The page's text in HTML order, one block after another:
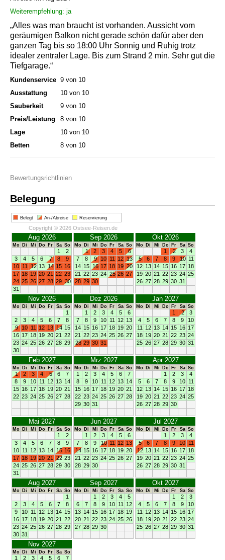
Weiterempfehlung: ja
„Alles was man braucht ist vorhanden. Aussicht vom
geräumigen Balkon nicht gerade schön dafür aber den
ganzen Tag bis so 18:00 Uhr Sonnig und Ruhig trotz
idealer zentraler Lage. Bis zum Strand 2 min. Sehr gut die
Tiefgarage.“
Kundenservice 9 von 10
Ausstattung
10 von 10
Sauberkeit
9 von 10
Preis/Leistung
8 von 10
Lage
10 von 10
Betten
8 von 10
Bewertungsrichtlinien
Belegung
Belegt An-/Abreise Reservierung
Copyright © 2026 Ostsee-Reisen.de
Aug 2026
Mo Di Mi Do Fr Sa So
1
2
3
4 5 6 7 8
9
10 11 12 13 14 15 16
17 18 19 20 21 22 23
24 25 26 27 28 29 30
31
Sep 2026
Mo Di Mi Do Fr Sa So
1 2 3 4 5
6
7
8 9 10 11 12 13
14 15 16 17 18 19 20
21 22 23 24 25 26 27
28 29 30
Okt 2026
Mo Di Mi Do Fr Sa So
1 2 3
4
5
6 7 8 9 10 11
12 13 14 15 16 17 18
19 20 21 22 23 24 25
26 27 28 29 30 31
Nov 2026
Mo Di Mi Do Fr Sa So
1
2
3 4 5 6 7
8
9
10 11 12 13 14 15
16 17 18 19 20 21 22
23 24 25 26 27 28 29
30
Dez 2026
Mo Di Mi Do Fr Sa So
1 2 3 4 5
6
7
8 9 10 11 12 13
14 15 16 17 18 19 20
21 22 23 24 25 26 27
28 29 30 31
Jan 2027
Mo Di Mi Do Fr Sa So
1 2
3
4
5 6 7 8 9
10
11
12 13 14 15 16 17
18 19 20 21 22 23 24
25 26 27 28 29 30 31
Feb 2027
Mo Di Mi Do Fr Sa So
1 2 3 4 5 6
7
8
9 10 11 12 13 14
15 16 17 18 19 20 21
22 23 24 25 26 27 28
Mrz 2027
Mo Di Mi Do Fr Sa So
1 2 3 4 5 6
7
8
9 10 11 12 13 14
15 16 17 18 19 20 21
22 23 24 25 26 27 28
29 30 31
Apr 2027
Mo Di Mi Do Fr Sa So
1 2 3
4
5
6 7 8 9 10 11
12 13 14 15 16 17 18
19 20 21 22 23 24 25
26 27 28 29 30
Mai 2027
Mo Di Mi Do Fr Sa So
1
2
3
4 5 6 7 8
9
10 11 12 13 14 15 16
17 18 19 20 21 22 23
24 25 26 27 28 29 30
31
Jun 2027
Mo Di Mi Do Fr Sa So
1 2 3 4 5
6
7
8 9 10 11 12 13
14 15 16 17 18 19 20
21 22 23 24 25 26 27
28 29 30
Jul 2027
Mo Di Mi Do Fr Sa So
1 2 3
4
5
6 7 8 9 10 11
12 13 14 15 16 17 18
19 20 21 22 23 24 25
26 27 28 29 30 31
Aug 2027
Mo Di Mi Do Fr Sa So
1
2
3 4 5 6 7
8
9
10 11 12 13 14 15
16 17 18 19 20 21 22
23 24 25 26 27 28 29
30 31
Sep 2027
Mo Di Mi Do Fr Sa So
1 2 3 4
5
6
7 8 9 10 11
12
13 14 15 16 17 18 19
20 21 22 23 24 25 26
27 28 29 30
Okt 2027
Mo Di Mi Do Fr Sa So
1 2
3
4
5 6 7 8 9
10
11
12 13 14 15 16 17
18 19 20 21 22 23 24
25 26 27 28 29 30 31
Nov 2027
Mo Di Mi Do Fr Sa So
1 2 3 4 5 6
7